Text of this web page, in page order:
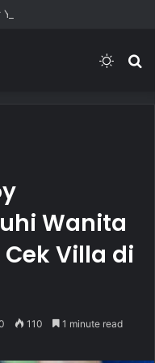
Jupiter MX
Switch
Wanita
Villa di
110 1 minute read